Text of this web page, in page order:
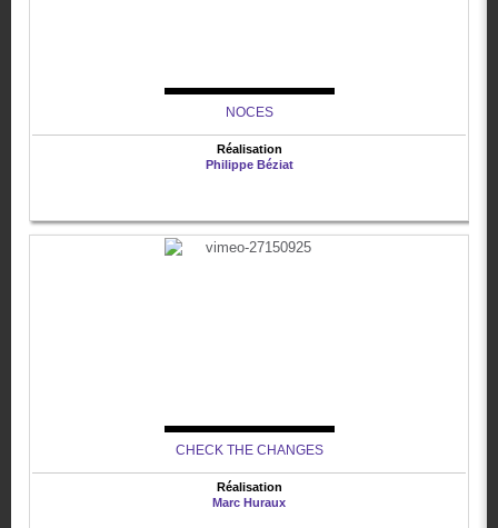
NOCES
Réalisation
Philippe Béziat
CHECK THE CHANGES
Réalisation
Marc Huraux